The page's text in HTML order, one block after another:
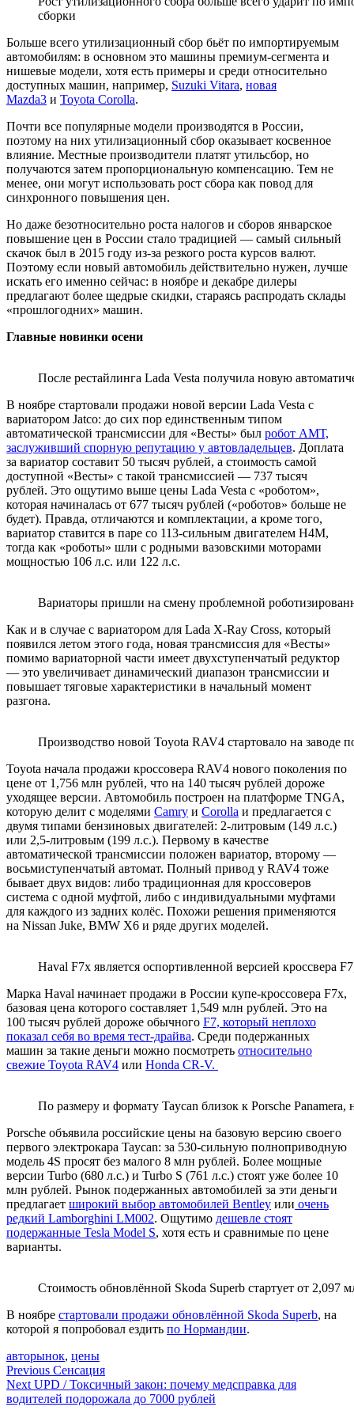
сборки
Больше всего утилизационный сбор бьёт по импортируемым
автомобилям: в основном это машины премиум-сегмента и
нишевые модели, хотя есть примеры и среди относительно
доступных машин, например, Suzuki Vitara, новая
Mazda3 и Toyota Corolla.
Почти все популярные модели производятся в России,
поэтому на них утилизационный сбор оказывает косвенное
влияние. Местные производители платят утильсбор, но
получаются затем пропорциональную компенсацию. Тем не
менее, они могут использовать рост сбора как повод для
синхронного повышения цен.
Но даже безотносительно роста налогов и сборов январское
повышение цен в России стало традицией — самый сильный
скачок был в 2015 году из-за резкого роста курсов валют.
Поэтому если новый автомобиль действительно нужен, лучше
искать его именно сейчас: в ноябре и декабре дилеры
предлагают более щедрые скидки, стараясь распродать склады
«прошлогодних» машин.
Главные новинки осени
После рестайлинга Lada Vesta получила новую
В ноябре стартовали продажи новой версии Lada Vesta с
вариатором Jatco: до сих пор единственным типом
автоматической трансмиссии для «Весты» был робот АМТ,
заслуживший спорную репутацию у автовладельцев. Доплата
за вариатор составит 50 тысяч рублей, а стоимость самой
доступной «Весты» с такой трансмиссией — 737 тысяч
рублей. Это ощутимо выше цены Lada Vesta с «роботом»,
которая начиналась от 677 тысяч рублей («роботов» больше не
будет). Правда, отличаются и комплектации, а кроме того,
вариатор ставится в паре со 113-сильным двигателем H4M,
тогда как «роботы» шли с родными вазовскими моторами
мощностью 106 л.с. или 122 л.с.
Вариаторы пришли на смену проблемной
Как и в случае с вариатором для Lada X-Ray Cross, который
появился летом этого года, новая трансмиссия для «Весты»
помимо вариаторной части имеет двухступенчатый редуктор
— это увеличивает динамический диапазон трансмиссии и
повышает тяговые характеристики в начальный момент
разгона.
Производство новой Toyota RAV4 стартовало на заводе
Toyota начала продажи кроссовера RAV4 нового поколения по
цене от 1,756 млн рублей, что на 140 тысяч рублей дороже
уходящее версии. Автомобиль построен на платформе TNGA,
которую делит с моделями Camry и Corolla и предлагается с
двумя типами бензиновых двигателей: 2-литровым (149 л.с.)
или 2,5-литровым (199 л.с.). Первому в качестве
автоматической трансмиссии положен вариатор, второму —
восьмиступенчатый автомат. Полный привод у RAV4 тоже
бывает двух видов: либо традиционная для кроссоверов
система с одной муфтой, либо с индивидуальными муфтами
для каждого из задних колёс. Похожи решения применяются
на Nissan Juke, BMW X6 и ряде других моделей.
Haval F7x является оспортивленной версией кроссвера
Марка Haval начинает продажи в России купе-кроссовера F7x,
базовая цена которого составляет 1,549 млн рублей. Это на
100 тысяч рублей дороже обычного F7, который неплохо
показал себя во время тест-драйва. Среди подержанных
машин за такие деньги можно посмотреть относительно
свежие Toyota RAV4 или Honda CR-V.
По размеру и формату Taycan близок к Porsche
Porsche объявила российские цены на базовую версию своего
первого электрокара Taycan: за 530-сильную полноприводную
модель 4S просят без малого 8 млн рублей. Более мощные
версии Turbo (680 л.с.) и Turbo S (761 л.с.) стоят уже более 10
млн рублей. Рынок подержанных автомобилей за эти деньги
предлагает широкий выбор автомобилей Bentley или очень
редкий Lamborghini LM002. Ощутимо дешевле стоят
подержанные Tesla Model S, хотя есть и сравнимые по цене
варианты.
Стоимость обновлённой Skoda Superb стартует от 2,097
В ноябре стартовали продажи обновлённой Skoda Superb, на
которой я попробовал ездить по Нормандии.
авторынок, цены
Навигация
по
Previous Сенсация
Next UPD / Токсичный закон: почему медсправка для
водителей подорожала до 7000 рублей